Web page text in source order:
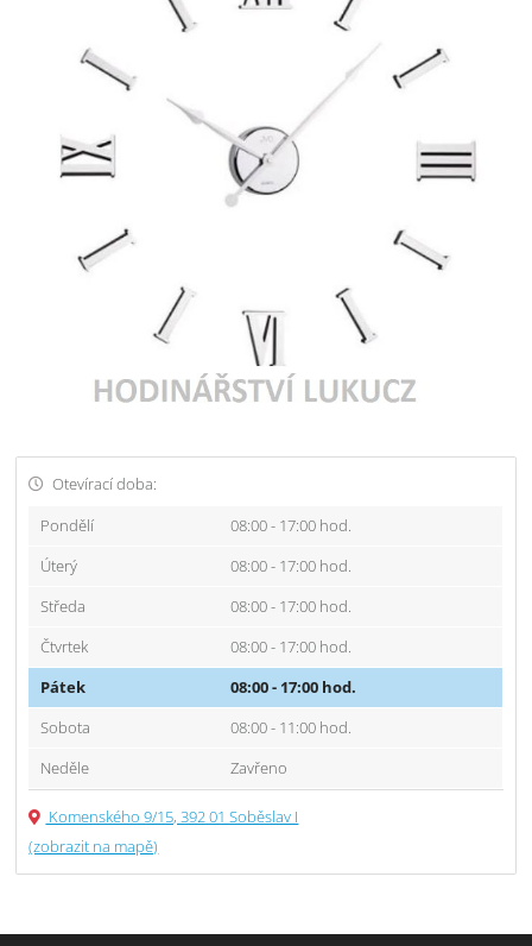
Otevírací doba:
Pondělí
08:00 - 17:00 hod.
Úterý
08:00 - 17:00 hod.
Středa
08:00 - 17:00 hod.
Čtvrtek
08:00 - 17:00 hod.
Pátek
08:00 - 17:00 hod.
Sobota
08:00 - 11:00 hod.
Neděle
Zavřeno
Komenského 9/15, 392 01 Soběslav I
(zobrazit na mapě)